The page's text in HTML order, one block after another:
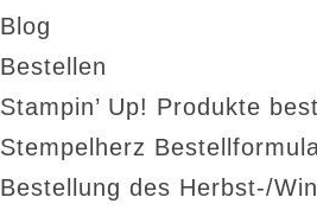
Blog
Bestellen
Stampin’ Up! Produkte
Stempelherz
Bestellung des Herbst-/